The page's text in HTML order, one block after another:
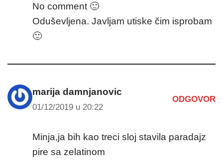
No comment 🙂
Oduševljena. Javljam utiske čim isprobam
🙂
marija damnjanovic
01/12/2019 u 20:22
ODGOVOR
Minja,ja bih kao treci sloj stavila paradajz
pire sa zelatinom